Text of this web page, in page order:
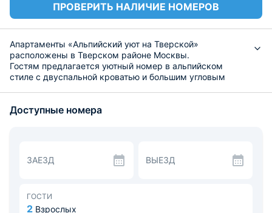
ПРОВЕРИТЬ НАЛИЧИЕ НОМЕРОВ
Апартаменты «Альпийский уют на Тверской»
расположены в Тверском районе Москвы.
Гостям предлагается уютный номер в альпийском
стиле с двуспальной кроватью и большим угловым
кондиционер, фен и сейф. В отдельной ванной комнате
приборами (плита, холодильник,СВЧ-печь,
электрочайник), посудой и обеденной зоной.
продуктовых магазинов, а так же известных
достопримечательностей: в 3-х минутах ходьбы театр
Доступные номера
ЗАЕЗД ВЫЕЗД
ГОСТИ
2 Взрослых